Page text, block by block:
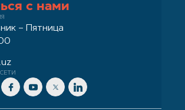
с нами
– Пятница